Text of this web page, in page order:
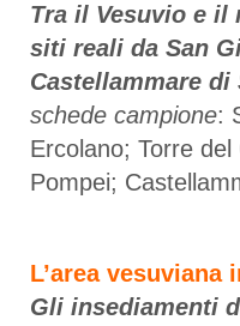
Tra il Vesuvio e il
siti reali da San
Castellammare di
schede campione:
Ercolano; Torre
Pompei;
L’area vesuviana
Gli insediamenti